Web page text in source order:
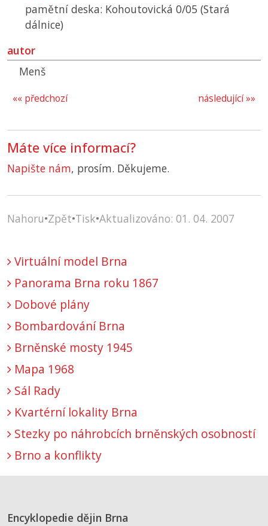
pamětní deska: Kohoutovická 0/05 (Stará
dálnice)
autor
Menš
následující »»
«« předchozí
Máte více informací?
Napište nám, prosím. Děkujeme.
Nahoru•Zpět•Tisk•Aktualizováno: 01. 04. 2007
Virtuální model Brna
Panorama Brna roku 1867
Dobové plány
Bombardování Brna
Brněnské mosty 1945
Mapa 1968
Sál Rady
Kvartérní lokality Brna
Stezky po náhrobcích brněnských osobností
Brno a konflikty
Encyklopedie dějin Brna